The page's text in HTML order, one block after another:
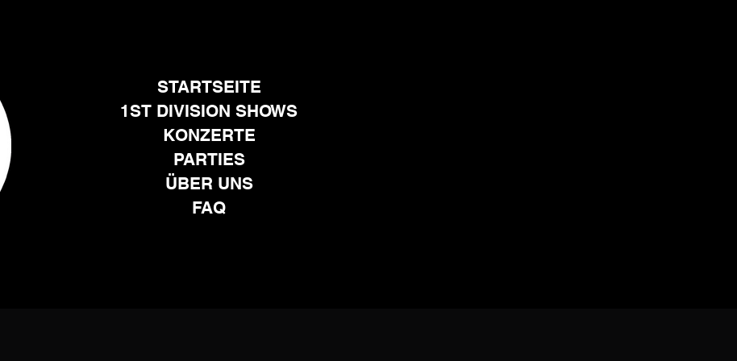
STARTSEITE
1ST DIVISION SHOWS
KONZERTE
PARTIES
ÜBER UNS
FAQ